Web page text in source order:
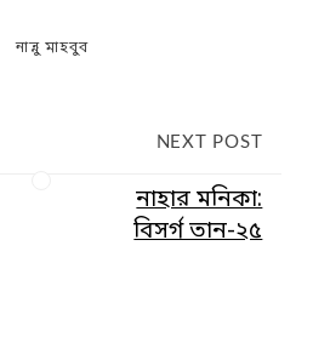
নান্নু মাহবুব
NEXT POST
নাহার মনিকা:
বিসর্গ তান-২৫